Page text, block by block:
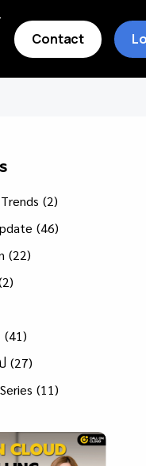
Contact
(2)
(46)
(22)
(41)
(27)
(11)